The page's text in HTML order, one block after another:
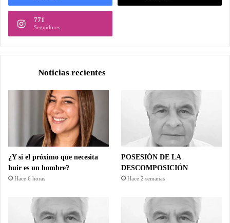
771
Seguidores
Noticias recientes
¿Y si el próximo que necesita
huir es un hombre?
Hace 6 horas
POSESIÓN DE LA
DESCOMPOSICIÓN
Hace 2 semanas